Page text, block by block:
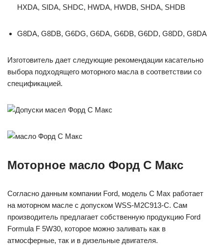
HXDA, SIDA, SHDC, HWDA, HWDB, SHDA, SHDB
G8DA, G8DB, G6DG, G6DA, G6DB, G6DD, G8DD, G8DA
Изготовитель дает следующие рекомендации касательно
выбора подходящего моторного масла в соответствии со
спецификацией.
Моторное масло Форд С Макс
Согласно данным компании Ford, модель C Max работает
на моторном масле с допуском WSS-M2C913-C. Сам
производитель предлагает собственную продукцию Ford
Formula F 5W30, которое можно заливать как в
атмосферные, так и в дизельные двигателя.